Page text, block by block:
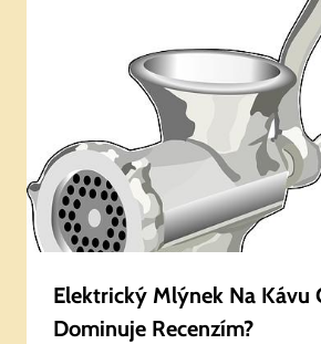
Elektrický Mlýnek Na Kávu
Dominuje Recenzím?